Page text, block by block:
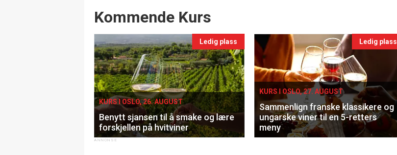
Events
Kommende Kurs
Ledig plass
KURS I OSLO, 26. AUGUST
Benytt sjansen til å smake og lære
forskjellen på hvitviner
Ledig plass
KURS I OSLO, 27. AUGUST
Sammenlign franske klassikere og
ungarske viner til en 5-retters
meny